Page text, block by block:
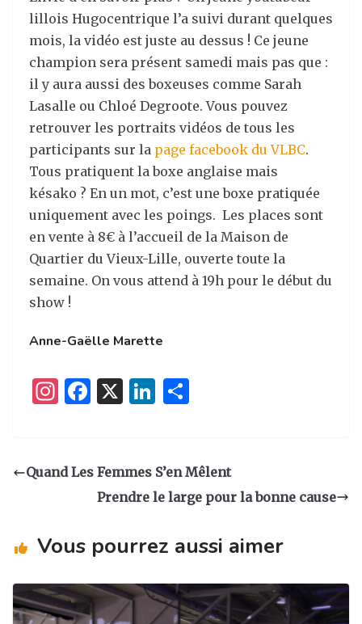
lillois Hugocentrique l’a suivi durant quelques
mois, la vidéo est juste au dessus ! Ce jeune
champion sera présent samedi mais pas que :
il y aura aussi des boxeuses comme Sarah
Lasalle ou Chloé Degroote. Vous pouvez
retrouver les portraits vidéos de tous les
participants sur la page facebook du VLBC.
Tous pratiquent la boxe anglaise mais
késako ? En un mot, c’est une boxe pratiquée
uniquement avec les poings. Les places sont
en vente à 8€ à l’accueil de la Maison de
Quartier du Vieux-Lille, ouverte toute la
semaine. On vous attend à 19h pour le début du
show !
Anne-Gaëlle Marette
I
a
m
F
e
b
o
X
Li
e
dI
g
er
Quand Les Femmes S’en Mêlent
Prendre le large pour la bonne cause
Vous pourrez aussi aimer